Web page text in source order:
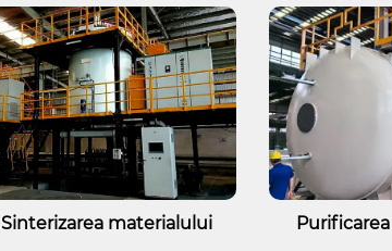
Sinterizarea materialului